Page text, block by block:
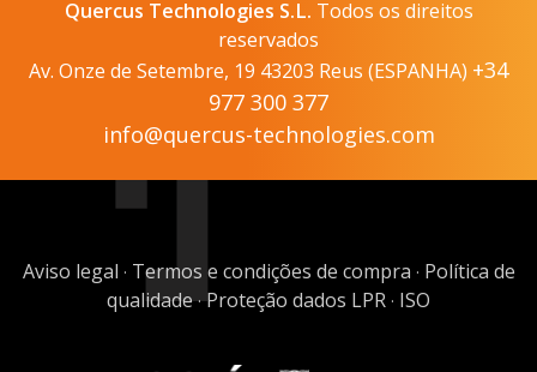
Quercus Technologies S.L. Todos os direitos
reservados
Av. Onze de Setembre, 19 43203 Reus (ESPANHA) +34
977 300 377
info@quercus-technologies.com
Aviso legal · Termos e condições de compra · Política de
qualidade·Proteção dados LPR · ISO